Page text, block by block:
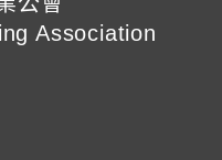
Association